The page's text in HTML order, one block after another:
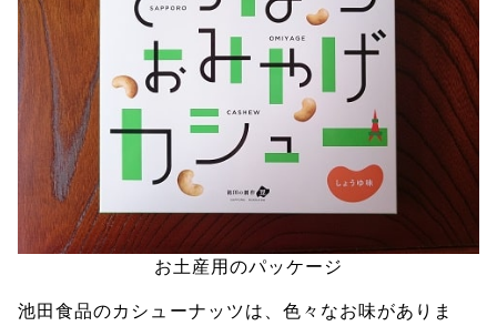
お土産用のパッケージ
池田食品のカシューナッツは、色々なお味がありま